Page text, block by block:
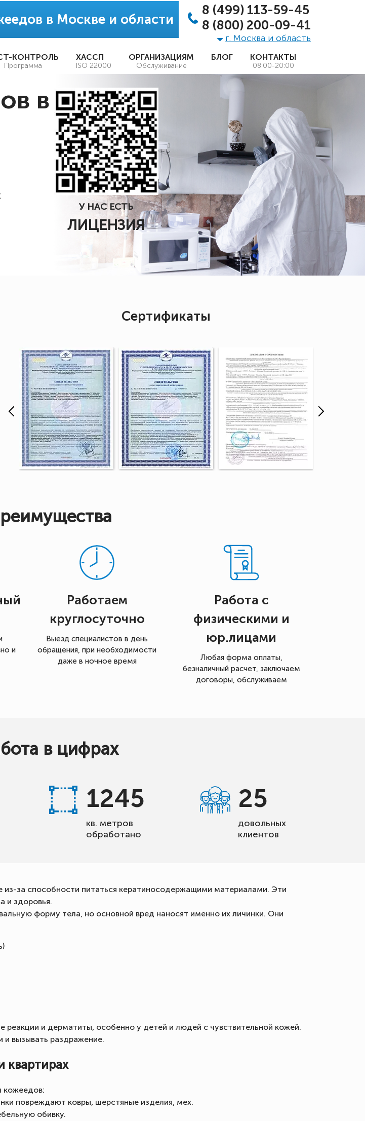
в Москве и области
8 (499) 113-59-45
8 (800) 200-09-41
г. Москва и область
КОНТРОЛЬ
Программа
ХАССП
ISO 22000
ОРГАНИЗАЦИЯМ
Обслуживание
БЛОГ КОНТАКТЫ
08:00-20:00
в
У НАС ЕСТЬ
ЛИЦЕНЗИЯ
Сертификаты
и
Работаем
круглосуточно
Выезд специалистов в день
обращения, при необходимости
даже в ночное время
Работа с
физическими и
юр.лицами
Любая форма оплаты,
безналичный расчет, заключаем
договоры, обслуживаем
в цифрах
1245
кв. метров
обработано
25
довольных
клиентов
за способности питаться кератиносодержащими материалами. Эти
и здоровья.
форму тела, но основной вред наносят именно их личинки. Они
и дерматиты, особенно у детей и людей с чувствительной кожей.
и вызывать раздражение.
квартирах
кожеедов:
повреждают ковры, шерстяные изделия, мех.
обивку.